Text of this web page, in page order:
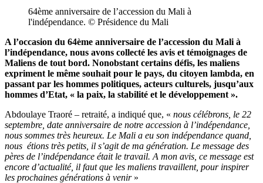
64ème anniversaire de l’accession du Mali à
l'indépendance. © Présidence du Mali
A l’occasion du 64ème anniversaire de l’accession du Mali à
l’indépendance, nous avons collecté les avis et témoignages de
Maliens de tout bord. Nonobstant certains défis, les maliens
expriment le même souhait pour le pays, du citoyen lambda, en
passant par les hommes politiques, acteurs culturels, jusqu’aux
hommes d’Etat, « la paix, la stabilité et le développement ».
Abdoulaye Traoré – retraité, a indiqué que, « nous célébrons, le 22
septembre, date anniversaire de notre accession à l’indépendance,
nous sommes très heureux. Le Mali a eu son indépendance quand,
nous étions très petits, il s’agit de ma génération. Le message des
pères de l’indépendance était le travail. A mon avis, ce message est
encore d’actualité, il faut que les maliens travaillent, pour inspirer
les prochaines générations à venir »